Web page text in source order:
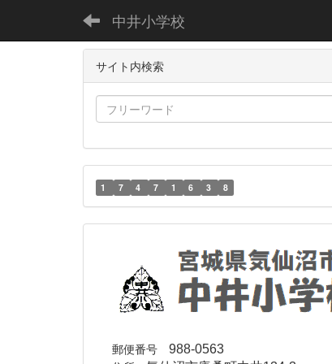
中井小学校
サイト内検索
1 7 4 7 1 6 3 8
郵便番号 988-0563